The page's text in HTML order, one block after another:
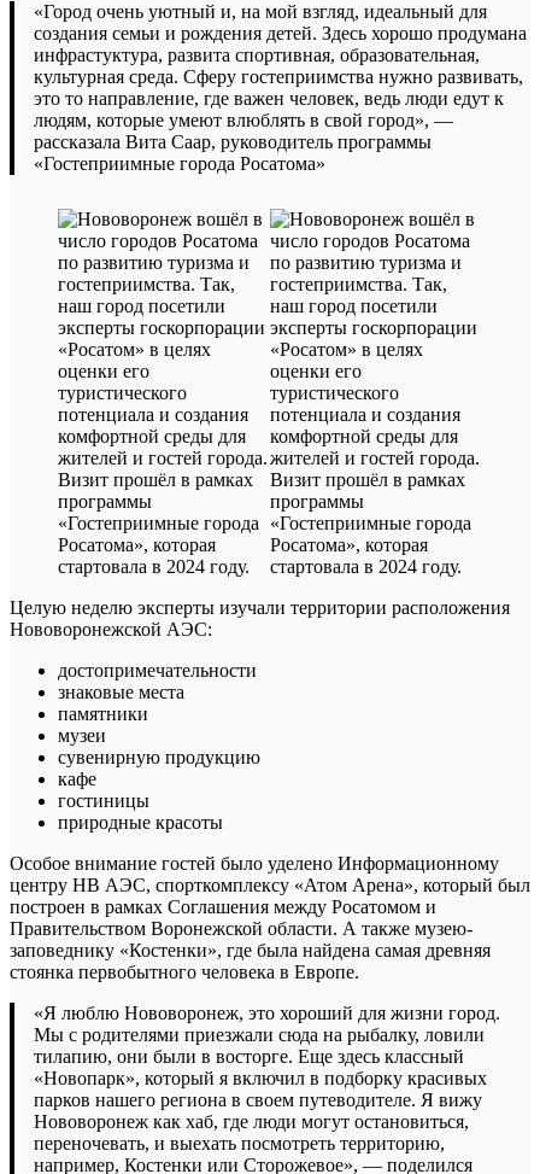
«Город очень уютный и, на мой взгляд, идеальный для
создания семьи и рождения детей. Здесь хорошо продумана
инфрастуктура, развита спортивная, образовательная,
культурная среда. Сферу гостеприимства нужно развивать,
это то направление, где важен человек, ведь люди едут к
людям, которые умеют влюблять в свой город», —
рассказала Вита Саар, руководитель программы
«Гостеприимные города Росатома»
Целую неделю эксперты изучали территории расположения
Нововоронежской АЭС:
достопримечательности
знаковые места
памятники
музеи
сувенирную продукцию
кафе
гостиницы
природные красоты
Особое внимание гостей было уделено Информационному
центру НВ АЭС, спорткомплексу «Атом Арена», который был
построен в рамках Соглашения между Росатомом и
Правительством Воронежской области. А также музею-
заповеднику «Костенки», где была найдена самая древняя
стоянка первобытного человека в Европе.
«Я люблю Нововоронеж, это хороший для жизни город.
Мы с родителями приезжали сюда на рыбалку, ловили
тилапию, они были в восторге. Еще здесь классный
«Новопарк», который я включил в подборку красивых
парков нашего региона в своем путеводителе. Я вижу
Нововоронеж как хаб, где люди могут остановиться,
переночевать, и выехать посмотреть территорию,
например, Костенки или Сторожевое», — поделился